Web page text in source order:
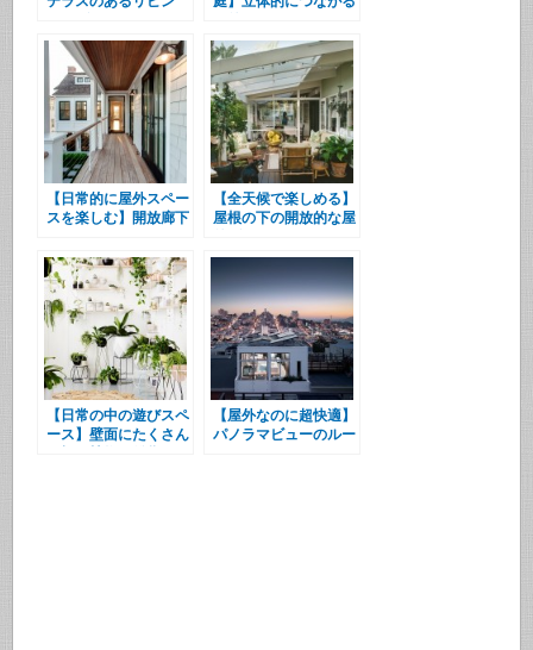
【日常的に屋外スペー
スを楽しむ】開放廊下
るリビングとベッドル
ーム
【全天候で楽しめる】
屋根の下の開放的な屋
【日常の中の遊びスペ
ース】壁面にたくさん
【屋外なのに超快適】
パノラマビューのルー